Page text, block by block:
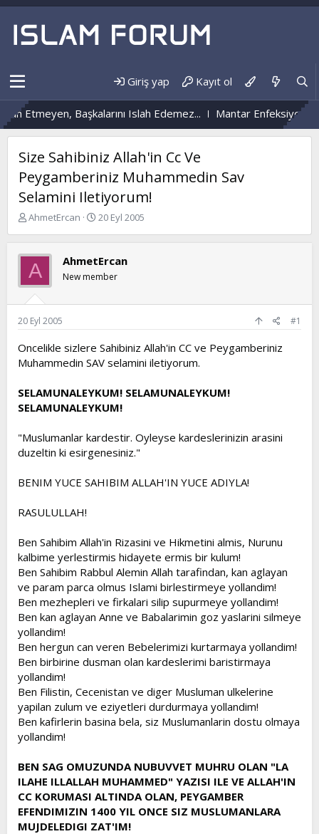
Giriş yap Kayıt ol
Başkalarını Islah Edemez... Mantar Enfeksiyonu
Size Sahibiniz Allah'in Cc Ve
Peygamberiniz Muhammedin Sav
Selamini Iletiyorum!
K
b
u
y
u
b
a
l
a
t
n
AhmetErcan
B
l
a
n
ı
a
r
i
i
20 Eyl 2005
A AhmetErcan
New member
20 Eyl 2005 #1
Oncelikle sizlere Sahibiniz Allah'in CC ve Peygamberiniz
Muhammedin SAV selamini iletiyorum.
SELAMUNALEYKUM! SELAMUNALEYKUM!
SELAMUNALEYKUM!
"Muslumanlar kardestir. Oyleyse kardeslerinizin arasini
duzeltin ki esirgenesiniz."
BENIM YUCE SAHIBIM ALLAH'IN YUCE ADIYLA!
RASULULLAH!
Ben Sahibim Allah'in Rizasini ve Hikmetini almis, Nurunu
kalbime yerlestirmis hidayete ermis bir kulum!
Ben Sahibim Rabbul Alemin Allah tarafindan, kan aglayan
ve param parca olmus Islami birlestirmeye yollandim!
Ben mezhepleri ve firkalari silip supurmeye yollandim!
Ben kan aglayan Anne ve Babalarimin goz yaslarini silmeye
yollandim!
Ben hergun can veren Bebelerimizi kurtarmaya yollandim!
Ben birbirine dusman olan kardeslerimi baristirmaya
yollandim!
Ben Filistin, Cecenistan ve diger Musluman ulkelerine
yapilan zulum ve eziyetleri durdurmaya yollandim!
Ben kafirlerin basina bela, siz Muslumanlarin dostu olmaya
yollandim!
BEN SAG OMUZUNDA NUBUVVET MUHRU OLAN "LA
ILAHE ILLALLAH MUHAMMED" YAZISI ILE VE ALLAH'IN
CC KORUMASI ALTINDA OLAN, PEYGAMBER
EFENDIMIZIN 1400 YIL ONCE SIZ MUSLUMANLARA
MUJDELEDIGI ZAT'IM!